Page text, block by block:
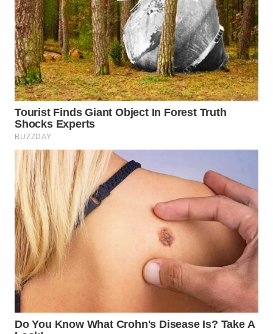
WN
BINJAI
WN
CIREBON
WN
INDRAMAYU
WN
KUNINGAN
WN
MAJALENGKA
WN
SUBANG